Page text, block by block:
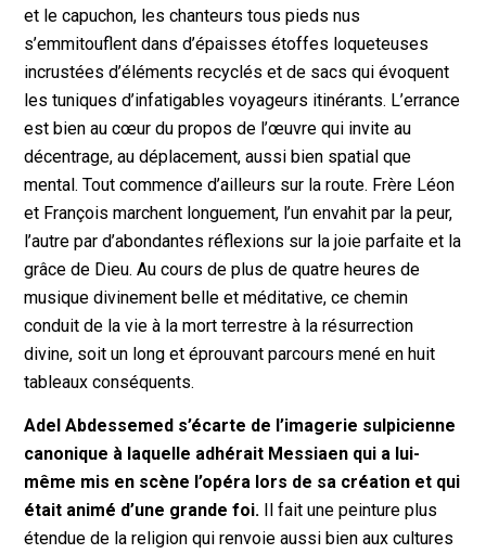
et le capuchon, les chanteurs tous pieds nus
s’emmitouflent dans d’épaisses étoffes loqueteuses
incrustées d’éléments recyclés et de sacs qui évoquent
les tuniques d’infatigables voyageurs itinérants. L’errance
est bien au cœur du propos de l’œuvre qui invite au
décentrage, au déplacement, aussi bien spatial que
mental. Tout commence d’ailleurs sur la route. Frère Léon
et François marchent longuement, l’un envahit par la peur,
l’autre par d’abondantes réflexions sur la joie parfaite et la
grâce de Dieu. Au cours de plus de quatre heures de
musique divinement belle et méditative, ce chemin
conduit de la vie à la mort terrestre à la résurrection
divine, soit un long et éprouvant parcours mené en huit
tableaux conséquents.
Adel Abdessemed s’écarte de l’imagerie sulpicienne
canonique à laquelle adhérait Messiaen qui a lui-
même mis en scène l’opéra lors de sa création et qui
était animé d’une grande foi. Il fait une peinture plus
étendue de la religion qui renvoie aussi bien aux cultures